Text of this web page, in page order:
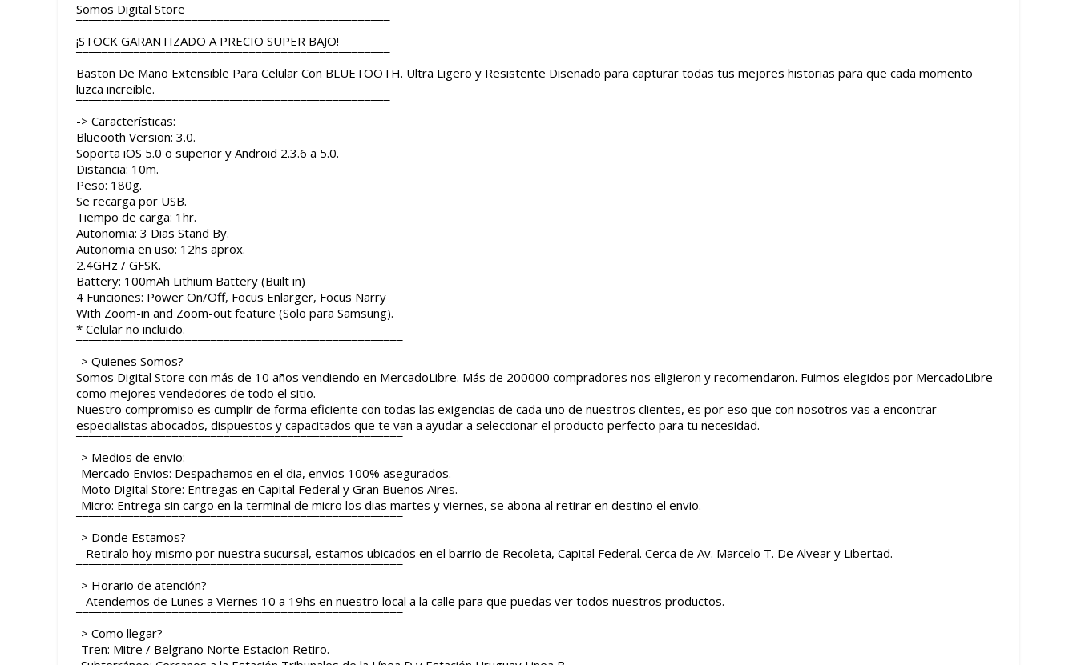
Somos Digital Store
¯¯¯¯¯¯¯¯¯¯¯¯¯¯¯¯¯¯¯¯¯¯¯¯¯¯¯¯¯¯¯¯¯¯¯¯¯¯¯¯¯¯¯¯¯¯¯¯¯
¡STOCK GARANTIZADO A PRECIO SUPER BAJO!
¯¯¯¯¯¯¯¯¯¯¯¯¯¯¯¯¯¯¯¯¯¯¯¯¯¯¯¯¯¯¯¯¯¯¯¯¯¯¯¯¯¯¯¯¯¯¯¯¯
Baston De Mano Extensible Para Celular Con BLUETOOTH. Ultra Ligero y Resistente Diseñado para capturar todas tus mejores historias para que cada momento
luzca increíble.
¯¯¯¯¯¯¯¯¯¯¯¯¯¯¯¯¯¯¯¯¯¯¯¯¯¯¯¯¯¯¯¯¯¯¯¯¯¯¯¯¯¯¯¯¯¯¯¯¯
-> Características:
Blueooth Version: 3.0.
Soporta iOS 5.0 o superior y Android 2.3.6 a 5.0.
Distancia: 10m.
Peso: 180g.
Se recarga por USB.
Tiempo de carga: 1hr.
Autonomia: 3 Dias Stand By.
Autonomia en uso: 12hs aprox.
2.4GHz / GFSK.
Battery: 100mAh Lithium Battery (Built in)
4 Funciones: Power On/Off, Focus Enlarger, Focus Narry
With Zoom-in and Zoom-out feature (Solo para Samsung).
* Celular no incluido.
¯¯¯¯¯¯¯¯¯¯¯¯¯¯¯¯¯¯¯¯¯¯¯¯¯¯¯¯¯¯¯¯¯¯¯¯¯¯¯¯¯¯¯¯¯¯¯¯¯¯¯
-> Quienes Somos?
Somos Digital Store con más de 10 años vendiendo en MercadoLibre. Más de 200000 compradores nos eligieron y recomendaron. Fuimos elegidos por MercadoLibre
como mejores vendedores de todo el sitio.
Nuestro compromiso es cumplir de forma eficiente con todas las exigencias de cada uno de nuestros clientes, es por eso que con nosotros vas a encontrar
especialistas abocados, dispuestos y capacitados que te van a ayudar a seleccionar el producto perfecto para tu necesidad.
¯¯¯¯¯¯¯¯¯¯¯¯¯¯¯¯¯¯¯¯¯¯¯¯¯¯¯¯¯¯¯¯¯¯¯¯¯¯¯¯¯¯¯¯¯¯¯¯¯¯¯
-> Medios de envio:
-Mercado Envios: Despachamos en el dia, envios 100% asegurados.
-Moto Digital Store: Entregas en Capital Federal y Gran Buenos Aires.
-Micro: Entrega sin cargo en la terminal de micro los dias martes y viernes, se abona al retirar en destino el envio.
¯¯¯¯¯¯¯¯¯¯¯¯¯¯¯¯¯¯¯¯¯¯¯¯¯¯¯¯¯¯¯¯¯¯¯¯¯¯¯¯¯¯¯¯¯¯¯¯¯¯¯
-> Donde Estamos?
– Retiralo hoy mismo por nuestra sucursal, estamos ubicados en el barrio de Recoleta, Capital Federal. Cerca de Av. Marcelo T. De Alvear y Libertad.
¯¯¯¯¯¯¯¯¯¯¯¯¯¯¯¯¯¯¯¯¯¯¯¯¯¯¯¯¯¯¯¯¯¯¯¯¯¯¯¯¯¯¯¯¯¯¯¯¯¯¯
-> Horario de atención?
– Atendemos de Lunes a Viernes 10 a 19hs en nuestro local a la calle para que puedas ver todos nuestros productos.
¯¯¯¯¯¯¯¯¯¯¯¯¯¯¯¯¯¯¯¯¯¯¯¯¯¯¯¯¯¯¯¯¯¯¯¯¯¯¯¯¯¯¯¯¯¯¯¯¯¯¯
-> Como llegar?
-Tren: Mitre / Belgrano Norte Estacion Retiro.